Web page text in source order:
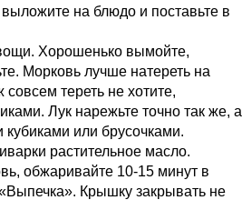
на блюдо и поставьте в
Хорошенько вымойте,
Морковь лучше натереть на
совсем тереть не хотите,
Лук нарежьте точно так же, а
или брусочками.
растительное масло.
обжаривайте 10-15 минут в
Крышку закрывать не